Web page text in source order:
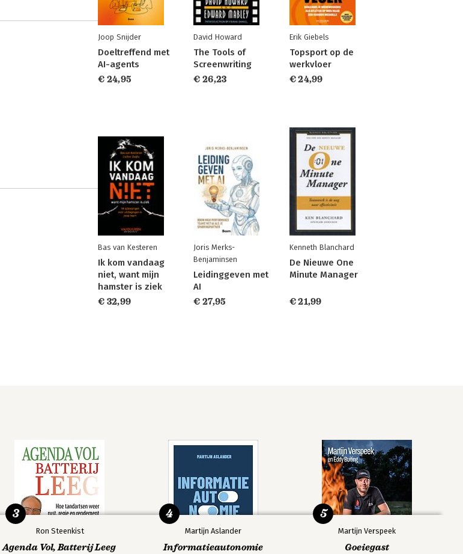
Joop Snijder
Doeltreffend met
AI-agents
€ 24,95
David Howard
The Tools of
Screenwriting
€ 26,23
Erik Giebels
Topsport op de
werkvloer
€ 24,99
Bas van Kesteren
Ik kom vandaag
niet, want mijn
hamster is ziek
€ 32,99
Joris Merks-
Benjaminsen
Leidinggeven met
AI
€ 27,95
Kenneth Blanchard
De Nieuwe One
Minute Manager
€ 21,99
Ron Steenkist
Agenda Vol, Batterij Leeg
3
Martijn Aslander
Informatieautonomie
4
Martijn Verspeek
Goeiegast
5